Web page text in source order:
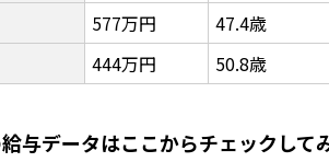
577万円
47.4歳
444万円 50.8歳
与データはここからチェックして